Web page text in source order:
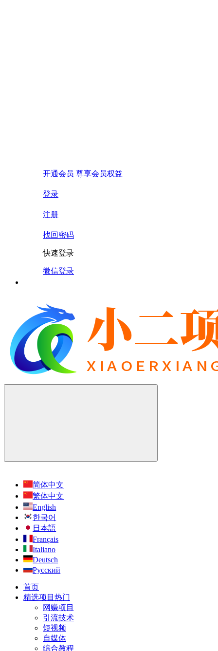
开通会员 尊享会员权益
登录
注册
找回密码
快速登录
微信登录
简体中文
繁体中文
English
한국어
日本語
Français
Italiano
Deutsch
Русский
首页
精选项目 热门
网赚项目
引流技术
短视频
自媒体
综合教程